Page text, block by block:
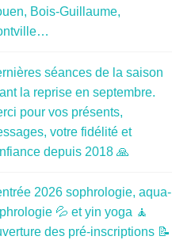
Bois-Guillaume,
séances de la saison
la reprise en septembre.
pour vos présents,
votre fidélité et
depuis 2018 🙏
2026 sophrologie, aqua-
💦 et yin yoga 🧘
des pré-inscriptions 📝